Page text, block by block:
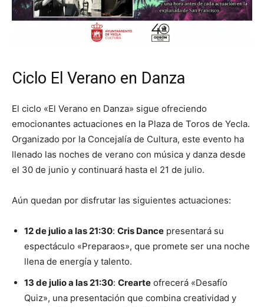
Ciclo El Verano en Danza
El ciclo «El Verano en Danza» sigue ofreciendo
emocionantes actuaciones en la Plaza de Toros de Yecla.
Organizado por la Concejalía de Cultura, este evento ha
llenado las noches de verano con música y danza desde
el 30 de junio y continuará hasta el 21 de julio.
Aún quedan por disfrutar las siguientes actuaciones:
12 de julio a las 21:30: Cris Dance presentará su
espectáculo «Preparaos», que promete ser una noche
llena de energía y talento.
13 de julio a las 21:30: Crearte ofrecerá «Desafío
Quiz», una presentación que combina creatividad y